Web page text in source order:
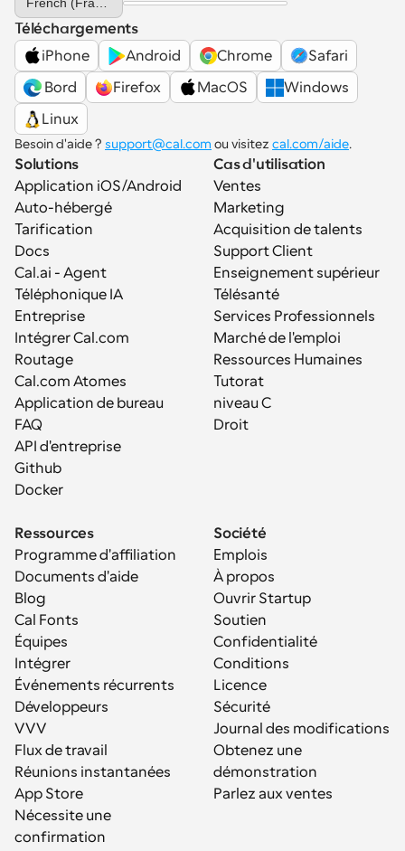
Téléchargements
iPhone
Android Chrome
Safari
Bord
Firefox MacOS
Windows
Linux
Besoin d'aide ? support@cal.com ou visitez cal.com/aide.
Solutions
Application iOS/Android
Auto-hébergé
Tarification
Docs
Cal.ai - Agent
Téléphonique IA
Entreprise
Intégrer Cal.com
Routage
Cal.com Atomes
Application de bureau
FAQ
API d'entreprise
Github
Docker
Cas d'utilisation
Ventes
Marketing
Acquisition de talents
Support Client
Enseignement supérieur
Télésanté
Services Professionnels
Marché de l'emploi
Ressources Humaines
Tutorat
niveau C
Droit
Ressources
Programme d'affiliation
Documents d'aide
Blog
Cal Fonts
Équipes
Intégrer
Événements récurrents
Développeurs
VVV
Flux de travail
Réunions instantanées
App Store
Nécessite une
confirmation
Société
Emplois
À propos
Ouvrir Startup
Soutien
Confidentialité
Conditions
Licence
Sécurité
Journal des modifications
Obtenez une
démonstration
Parlez aux ventes